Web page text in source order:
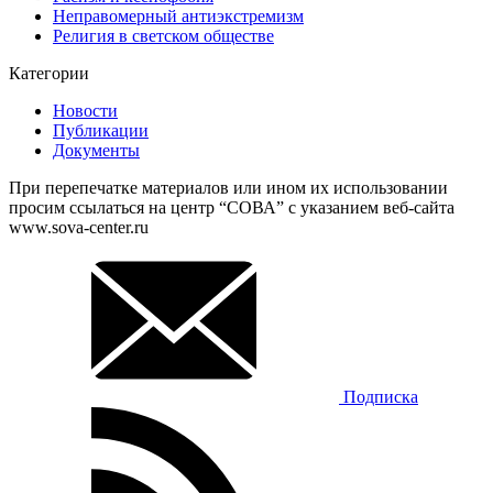
Неправомерный антиэкстремизм
Религия в светском обществе
Категории
Новости
Публикации
Документы
При перепечатке материалов или ином их использовании
просим ссылаться на центр “СОВА” с указанием веб-сайта
www.sova-center.ru
Подписка